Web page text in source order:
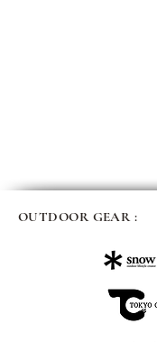
OUTDOOR GEAR :